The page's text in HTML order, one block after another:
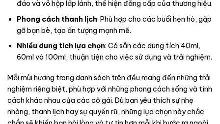
đáo và vỏ hộp lấp lánh, thể hiện đẳng cấp của thương hiệu.
Phong cách thanh lịch: Phù hợp cho các buổi hẹn hò, gặp
gỡ bạn bè, tạo ấn tượng mạnh mẽ.
Nhiều dung tích lựa chọn: Có sẵn các dung tích 40ml,
60ml và 100ml, thuận tiện cho việc sử dụng và trải nghiệm.
Mỗi mùi hương trong danh sách trên đều mang đến những trải
nghiệm riêng biệt, phù hợp với những phong cách sống và tính
cách khác nhau của các cô gái. Dù bạn yêu thích sự nhẹ
nhàng, thanh lịch hay sự quyến rũ, những lựa chọn này chắc